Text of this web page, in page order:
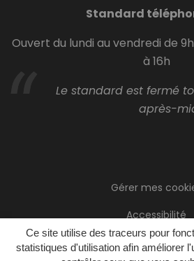
Ce site utilise des traceurs pour
statistiques d'utilisation afin améliorer
Standard
Ouvert du lundi au vendredi de
à 16h
Le standard est fermé
après-
Gérer mes
Accessibilité
Plan du site